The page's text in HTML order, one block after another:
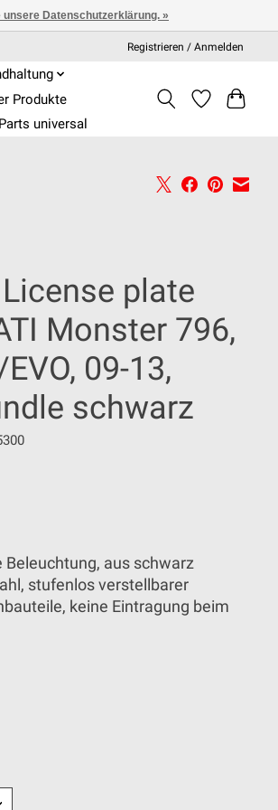
Registrieren / Anmelden
Produkte
universal
License plate
Monster 796,
09-13,
schwarz
aus schwarz
stufenlos verstellbarer
keine Eintragung beim
ist
Datenschutzerklärung. »